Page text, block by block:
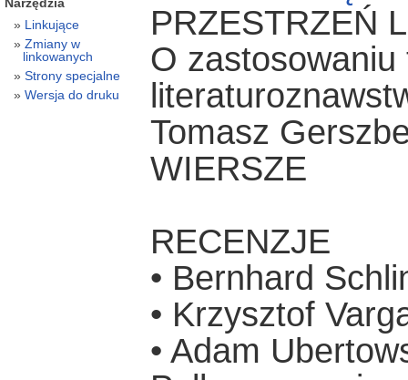
PRZESTRZEŃ
O
Tomasz
WIERSZE
RECENZJE
• Bernhard
• Krzysztof
• Adam
Linkujące
Zmiany w
linkowanych
Strony specjalne
Wersja do druku